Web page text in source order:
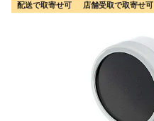
配送で取寄せ可 店舗受取で取寄せ可